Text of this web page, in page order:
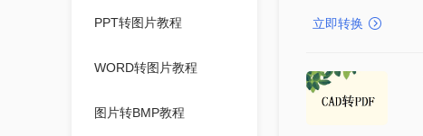
PPT转图片教程
WORD转图片教程
图片转BMP教程
立即转换